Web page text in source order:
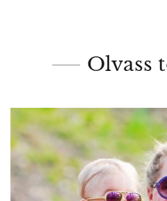
Olvass